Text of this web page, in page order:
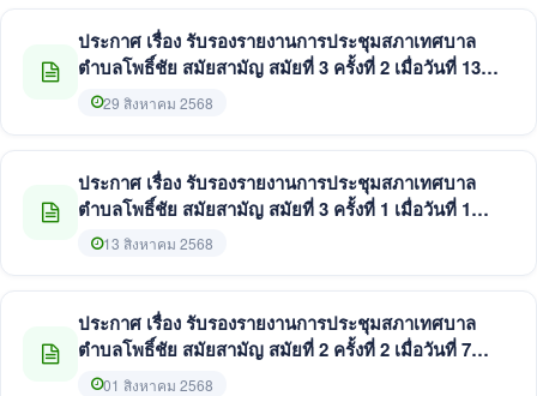
ประกาศ เรื่อง รับรองรายงานการประชุมสภาเทศบาล
ตำบลโพธิ์ชัย สมัยสามัญ สมัยที่ 3 ครั้งที่ 2 เมื่อวันที่ 13
และ 19 สิงหาคม 2568
29 สิงหาคม 2568
ประกาศ เรื่อง รับรองรายงานการประชุมสภาเทศบาล
ตำบลโพธิ์ชัย สมัยสามัญ สมัยที่ 3 ครั้งที่ 1 เมื่อวันที่ 1
สิงหาคม 2568
13 สิงหาคม 2568
ประกาศ เรื่อง รับรองรายงานการประชุมสภาเทศบาล
ตำบลโพธิ์ชัย สมัยสามัญ สมัยที่ 2 ครั้งที่ 2 เมื่อวันที่ 7
กรกฎาคม 2568
01 สิงหาคม 2568